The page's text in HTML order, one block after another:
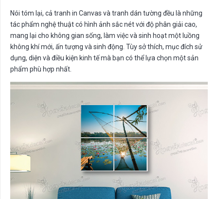
Nói tóm lại, cả tranh in Canvas và tranh dán tường đều là những
tác phẩm nghệ thuật có hình ảnh sắc nét với độ phân giải cao,
mang lại cho không gian sống, làm việc và sinh hoạt một luồng
không khí mới, ấn tượng và sinh động. Tùy sở thích, mục đích sử
dụng, diện và điều kiện kinh tế mà bạn có thể lựa chọn một sản
phẩm phù hợp nhất.